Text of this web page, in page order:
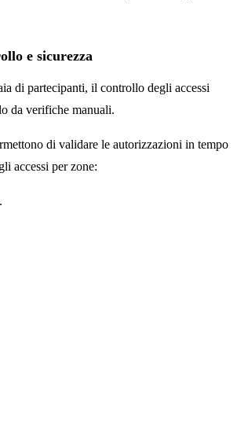
e sicurezza
di partecipanti, il controllo degli accessi
da verifiche manuali.
di validare le autorizzazioni in tempo
accessi per zone: